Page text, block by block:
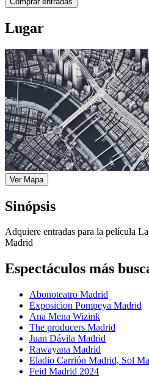
Lugar
Ver Mapa
Sinópsis
Adquiere entradas para la película
Madrid
Espectáculos más
Abonoteatro Madrid
Exposicion Pompeya Madrid
Ana Mena Wizink
The producers Madrid
Juan Dávila Madrid
Rawayana Madrid
Eladio Carrión Madrid, Sol
Feid Madrid 2024